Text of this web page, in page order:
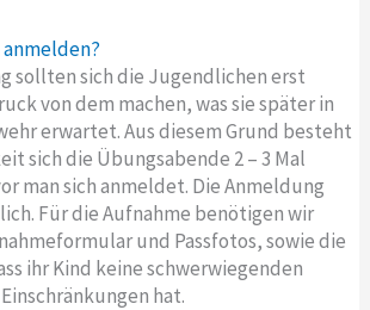
anmelden?
sollten sich die Jugendlichen erst
von dem machen, was sie später in
erwartet. Aus diesem Grund besteht
sich die Übungsabende 2 – 3 Mal
man sich anmeldet. Die Anmeldung
Für die Aufnahme benötigen wir
und Passfotos, sowie die
ihr Kind keine schwerwiegenden
hat.